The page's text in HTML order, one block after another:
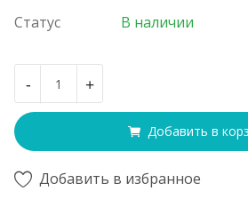
Статус В наличии
- +
Добавить в
Добавить в избранное